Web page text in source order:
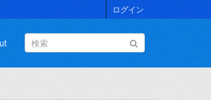
ログイン